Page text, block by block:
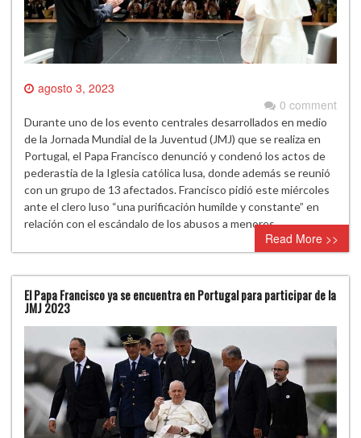
agosto 3, 2023
0 comment
Durante uno de los evento centrales desarrollados en medio
de la Jornada Mundial de la Juventud (JMJ) que se realiza en
Portugal, el Papa Francisco denunció y condenó los actos de
pederastia de la Iglesia católica lusa, donde además se reunió
con un grupo de 13 afectados. Francisco pidió este miércoles
ante el clero luso “una purificación humilde y constante” en
relación con el escándalo de los abusos a menores…
Read More >>
El Papa Francisco ya se encuentra en Portugal para participar de la
JMJ 2023